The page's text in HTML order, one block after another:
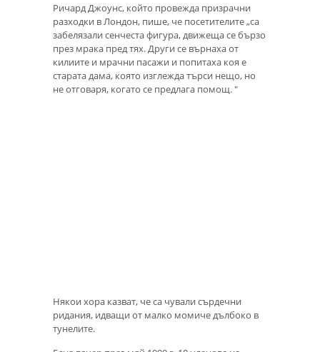
Ричард Джоунс, който провежда призрачни
разходки в Лондон, пише, че посетителите „са
забелязали сенчеста фигура, движеща се бързо
през мрака пред тях. Други се върнаха от
килиите и мрачни пасажи и попитаха коя е
старата дама, която изглежда търси нещо, но
не отговаря, когато се предлага помощ. "
Някои хора казват, че са чували сърдечни
ридания, идващи от малко момиче дълбоко в
тунелите.